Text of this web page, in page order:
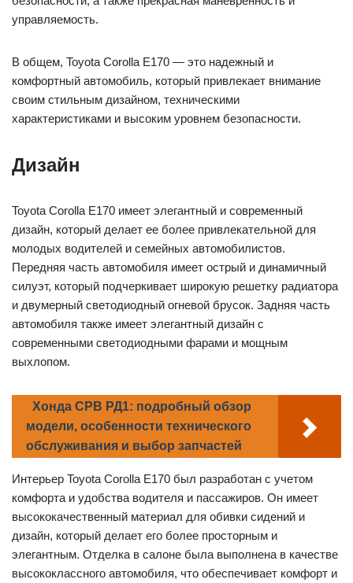
управляемость.
В общем, Toyota Corolla E170 — это надежный и
комфортный автомобиль, который привлекает внимание
своим стильным дизайном, техническими
характеристиками и высоким уровнем безопасности.
Дизайн
Toyota Corolla E170 имеет элегантный и современный
дизайн, который делает ее более привлекательной для
молодых водителей и семейных автомобилистов.
Передняя часть автомобиля имеет острый и динамичный
силуэт, который подчеркивает широкую решетку радиатора
и двумерный светодиодный огневой брусок. Задняя часть
автомобиля также имеет элегантный дизайн с
современными светодиодными фарами и мощным
выхлопом.
Хонда СРВ РД1: подробный обзор
модели, особенности технического
обслуживания и выбор запчастей
Интерьер Toyota Corolla E170 был разработан с учетом
комфорта и удобства водителя и пассажиров. Он имеет
высококачественный материал для обивки сидений и
дизайн, который делает его более просторным и
элегантным. Отделка в салоне была выполнена в качестве
высококлассного автомобиля, что обеспечивает комфорт и